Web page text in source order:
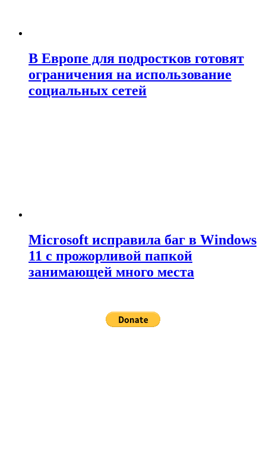
В Европе для подростков готовят
ограничения на использование
социальных сетей
Microsoft исправила баг в Windows
11 с прожорливой папкой
занимающей много места